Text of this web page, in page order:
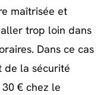
maîtrisée et
trop loin dans
Dans ce cas
de la sécurité
30 € chez le